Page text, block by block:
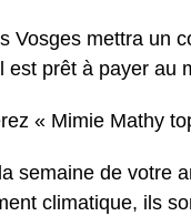
Vosges mettra un
est prêt à payer au
« Mimie Mathy
semaine de votre
climatique, ils